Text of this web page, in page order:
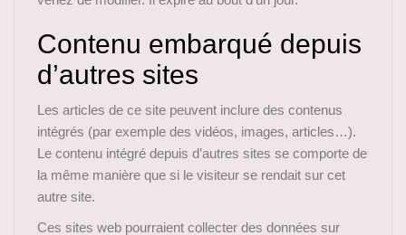
Contenu embarqué depuis
d’autres sites
Les articles de ce site peuvent inclure des contenus
intégrés (par exemple des vidéos, images, articles…).
Le contenu intégré depuis d’autres sites se comporte de
la même manière que si le visiteur se rendait sur cet
autre site.
Ces sites web pourraient collecter des données sur